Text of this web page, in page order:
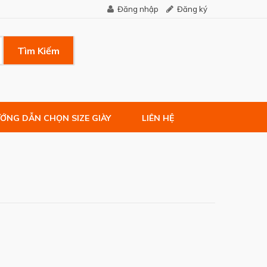
Đăng nhập Đăng ký
Tìm Kiếm
DẪN CHỌN SIZE GIÀY LIÊN HỆ